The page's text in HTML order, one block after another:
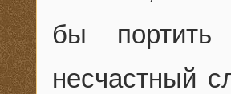
бы портить
несчастный